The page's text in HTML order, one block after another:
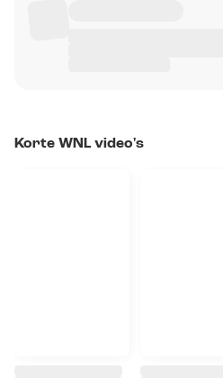
Korte WNL video's